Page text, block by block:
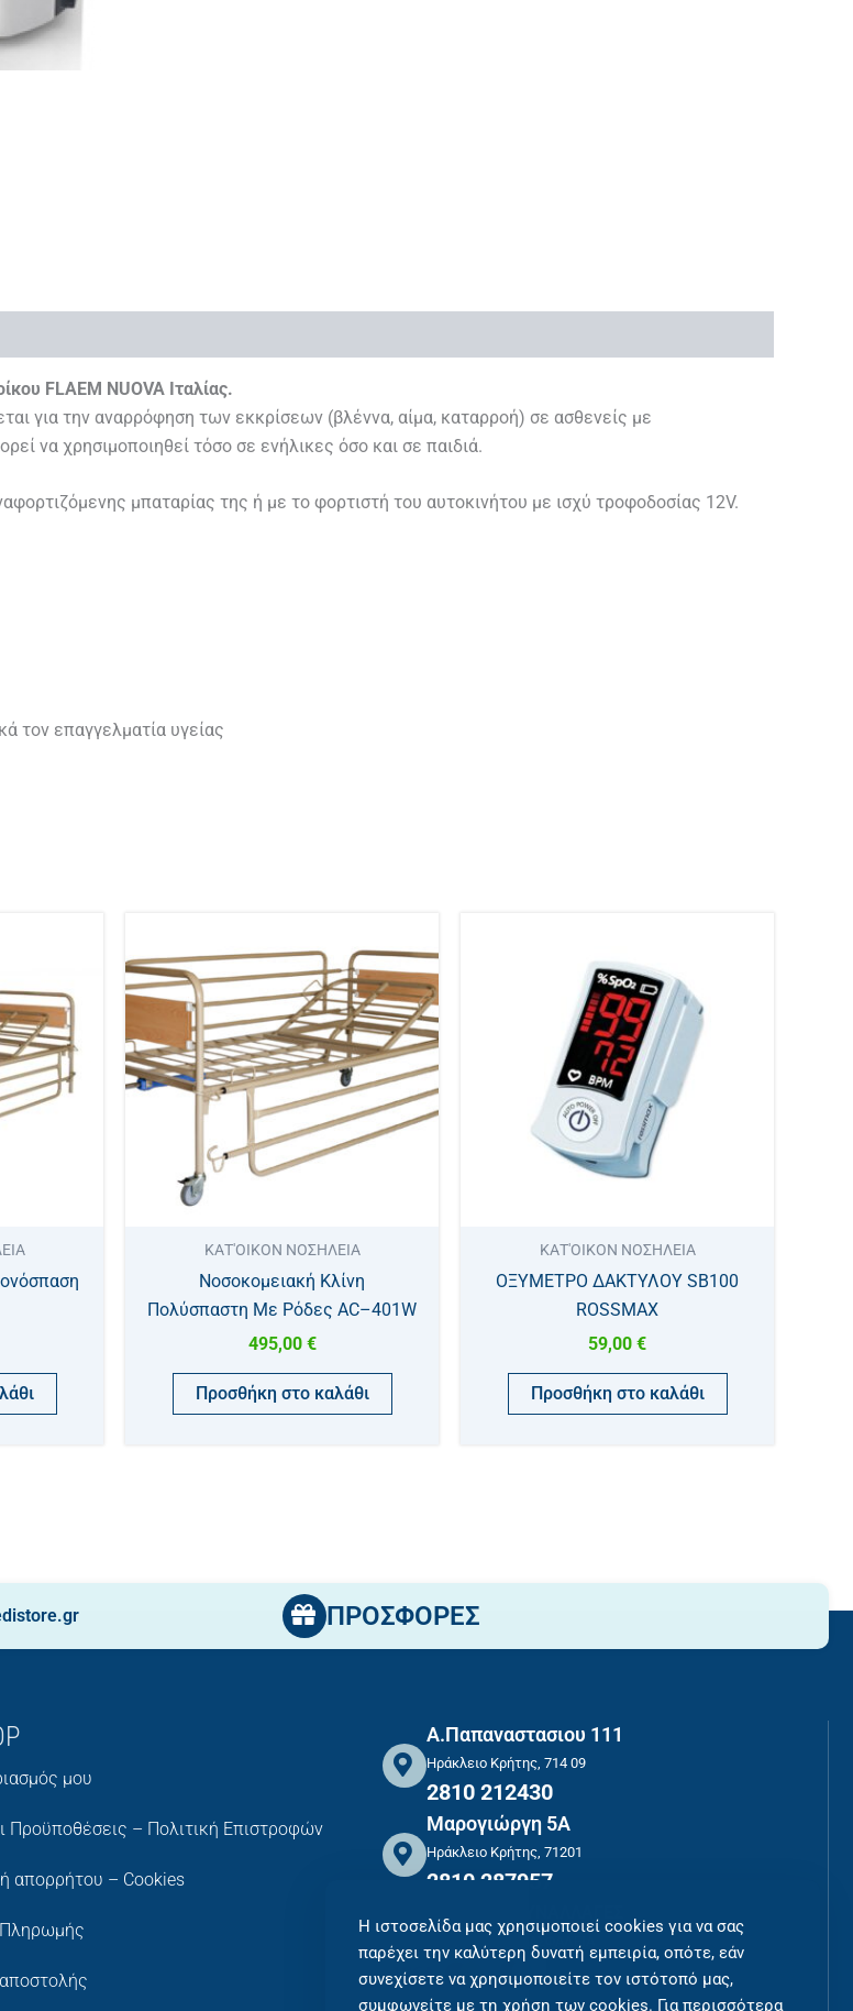
FLAEM NUOVA Ιταλίας.
για την αναρρόφηση των εκκρίσεων (βλέννα, αίμα, καταρροή) σε ασθενείς με
να χρησιμοποιηθεί τόσο σε ενήλικες όσο και σε παιδιά.
μπαταρίας της ή με το φορτιστή του αυτοκινήτου με ισχύ τροφοδοσίας 12V.
τον επαγγελματία υγείας
ΚΑΤ'ΟΙΚΟΝ ΝΟΣΗΛΕΙΑ
Νοσοκομειακή Κλίνη
Πολύσπαστη Με Ρόδες AC–401W
495,00 €
Προσθήκη στο καλάθι
ΚΑΤ'ΟΙΚΟΝ ΝΟΣΗΛΕΙΑ
ΟΞΥΜΕΤΡΟ ΔΑΚΤΥΛΟΥ SB100
ROSSMAX
59,00 €
Προσθήκη στο καλάθι
ΠΡΟΣΦΟΡΕΣ
μου
Προϋποθέσεις – Πολιτική Επιστροφών
απορρήτου – Cookies
Α.Παπαναστασιου 111
Ηράκλειο Κρήτης, 714 09
2810 212430
Μαρογιώργη 5Α
Ηράκλειο Κρήτης, 71201
2810 287957
ΠΛΗΡΩΜΕΣ ΜΕ ΑΣΦΑΛΕΙΑ
Η ιστοσελίδα μας χρησιμοποιεί cookies για να σας
παρέχει την καλύτερη δυνατή εμπειρία, οπότε, εάν
συνεχίσετε να χρησιμοποιείτε τον ιστότοπό μας,
συμφωνείτε με τη χρήση των cookies. Για περισσότερα